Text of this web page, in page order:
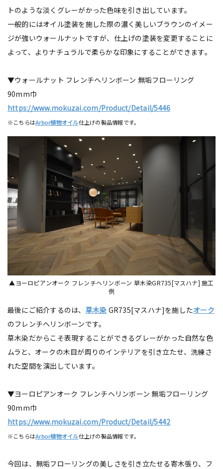
トのような淡くグレーがかった色味を引き出しています。
一般的にはオイル塗装を施した際の濃く美しいブラウンのイメー
ジが強いウォールナットですが、仕上げの塗装を変更することに
よって、よりナチュラルで柔らかな印象にすることができます。
▼ウォールナット フレンチヘリンボーン 無垢フローリング
90mm巾
https://www.mokuzai.com/Product/Detail/5446
※こちらはArbor植物オイル仕上げの製品情報です。
▲ヨーロピアンオーク フレンチヘリンボーン 草木染GR735[マスハナ] 施工
例
最後にご紹介するのは、 草木染 GR735[マスハナ]を施したオーク
のフレンチヘリンボーンです。
草木染だからこそ表現することができるグレーがかった自然な色
ムラと、オークの木目が周りのインテリアを引き立たせ、洗練さ
れた空間を演出しています。
▼ヨーロピアンオーク フレンチヘリンボーン 無垢フローリング
90mm巾
https://www.mokuzai.com/Product/Detail/5442
※こちらはArbor植物オイル仕上げの製品情報です。
今回は、無垢フローリングの美しさを引き立たせる寄木張り、フ